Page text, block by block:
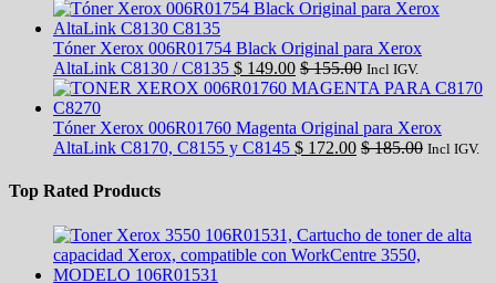
Tóner Xerox 006R01754 Black Original para Xerox
AltaLink C8130 / C8135 $ 149.00 $155.00 Incl IGV.
Tóner Xerox 006R01760 Magenta Original para Xerox
AltaLink C8170, C8155 y C8145 $ 172.00 $185.00 Incl IGV.
Top Rated Products